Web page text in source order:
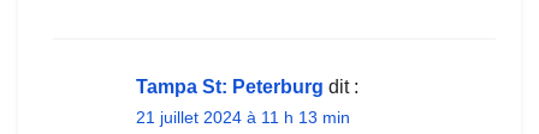
Tampa St: Peterburg dit :
21 juillet 2024 à 11 h 13 min